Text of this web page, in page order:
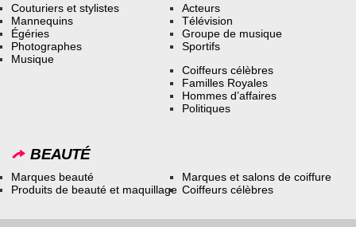
Couturiers et stylistes
Mannequins
Égéries
Photographes
Musique
Acteurs
Télévision
Groupe de musique
Sportifs
Coiffeurs célèbres
Familles Royales
Hommes d’affaires
Politiques
BEAUTÉ
Marques beauté
Produits de beauté et maquillage
Marques et salons de coiffure
Coiffeurs célèbres